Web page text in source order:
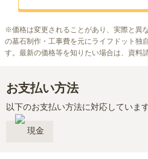
※価格は変更されることがあり、実際と異
の墓石制作・工事費を元にライフドット独
す。最新の価格等を知りたい場合は、資料
お支払い方法
以下のお支払い方法に対応しています
現金